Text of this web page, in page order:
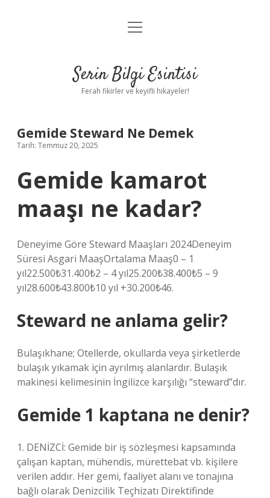
Anasayfa
Yasal Uyarı
menüyü
Serin Bilgi Esintisi
Ferah fikirler ve keyifli hikayeler!
Gemide Steward Ne Demek
Tarih: Temmuz 20, 2025
Gemide kamarot
maaşı ne kadar?
Deneyime Göre Steward Maaşları 2024Deneyim
Süresi Asgari MaaşOrtalama Maaş0 – 1
yıl22.500₺31.400₺2 – 4 yıl25.200₺38.400₺5 – 9
yıl28.600₺43.800₺10 yıl +30.200₺46.
Steward ne anlama gelir?
Bulaşıkhane; Otellerde, okullarda veya şirketlerde
bulaşık yıkamak için ayrılmış alanlardır. Bulaşık
makinesi kelimesinin İngilizce karşılığı “steward”dır.
Gemide 1 kaptana ne denir?
1. DENİZCİ: Gemide bir iş sözleşmesi kapsamında
çalışan kaptan, mühendis, mürettebat vb. kişilere
verilen addır. Her gemi, faaliyet alanı ve tonajına
bağlı olarak Denizcilik Teçhizatı Direktifinde